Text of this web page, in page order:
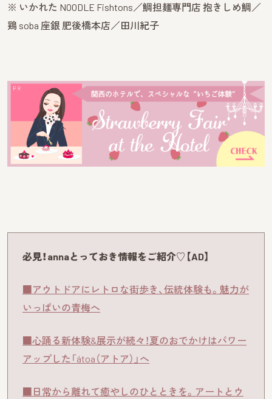
※ いかれた NOODLE Fishtons／鯛担麺専門店 抱きしめ鯛／
鶏 soba 座銀 肥後橋本店／田川紀子
必見！annaとっておき情報をご紹介♡【AD】
■アウトドアにレトロな街歩き、伝統体験も。魅力が
いっぱいの青梅へ
■心踊る新体験&展示が続々！夏のおでかけはパワー
アップした「átoa（アトア）」へ
■日常から離れて癒やしのひとときを。アートとウ